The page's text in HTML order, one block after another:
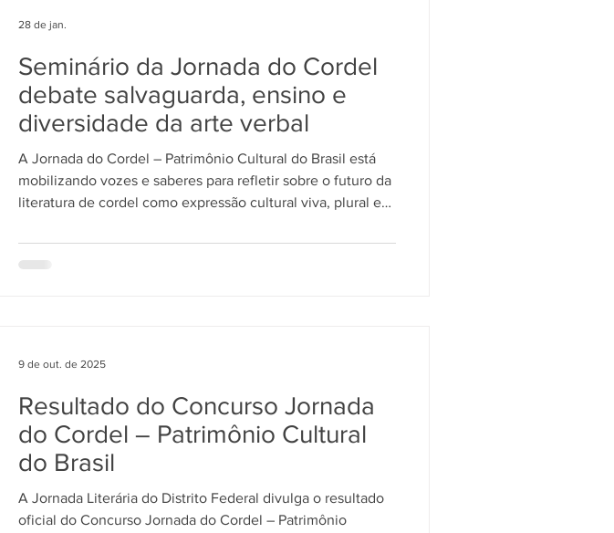
Seminário da Jornada do Cordel
debate salvaguarda, ensino e
diversidade da arte verbal
A Jornada do Cordel – Patrimônio Cultural do Brasil está
mobilizando vozes e saberes para refletir sobre o futuro da
literatura de cordel como expressão cultural viva, plural e
educadores e gestores para debater os desafios da
salvaguarda, o papel do cordel nas escolas e a diversidade
28 de jan.
Resultado do Concurso Jornada
do Cordel – Patrimônio Cultural
do Brasil
A Jornada Literária do Distrito Federal divulga o resultado
oficial do Concurso Jornada do Cordel – Patrimônio
9 de out. de 2025